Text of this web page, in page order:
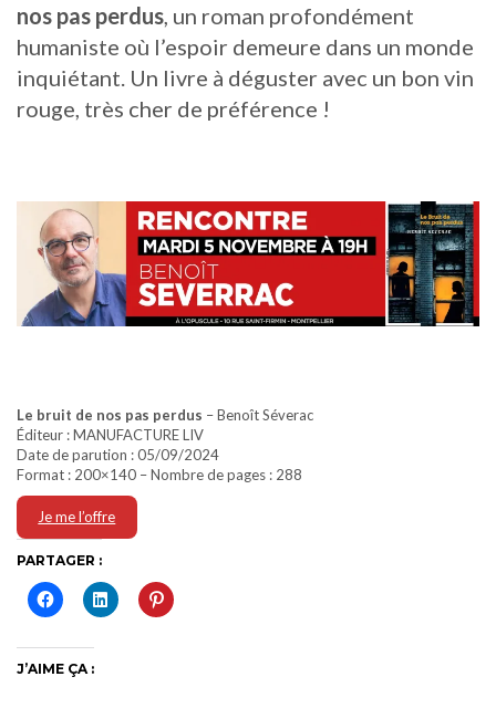
nos pas perdus, un roman profondément
humaniste où l’espoir demeure dans un monde
inquiétant. Un livre à déguster avec un bon vin
rouge, très cher de préférence !
Le bruit de nos pas perdus – Benoît Séverac
Éditeur : MANUFACTURE LIV
Date de parution : 05/09/2024
Format : 200×140 – Nombre de pages : 288
Je me l’offre
PARTAGER :
J’AIME ÇA :